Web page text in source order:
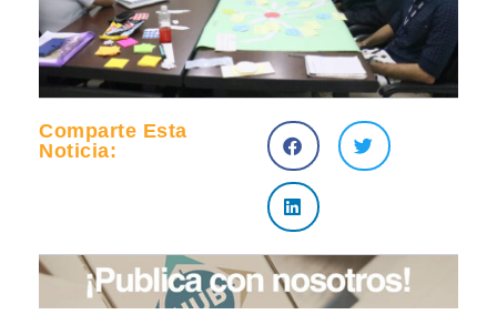
Comparte Esta
Noticia: